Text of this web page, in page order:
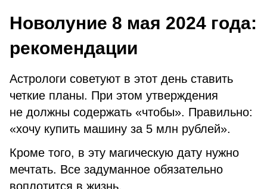
Новолуние 8 мая 2024 года:
рекомендации
Астрологи советуют в этот день ставить
четкие планы. При этом утверждения
не должны содержать «чтобы». Правильно:
«хочу купить машину за 5 млн рублей».
Кроме того, в эту магическую дату нужно
мечтать. Все задуманное обязательно
воплотится в жизнь.